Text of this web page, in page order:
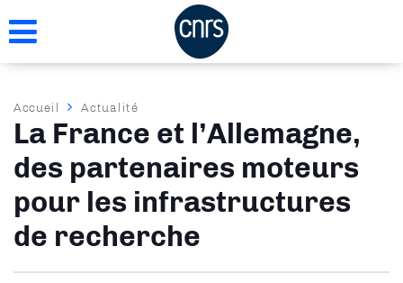
au
Fil
d'Ariane
Accueil Actualité
La France et l’Allemagne,
des partenaires moteurs
pour les infrastructures
de recherche